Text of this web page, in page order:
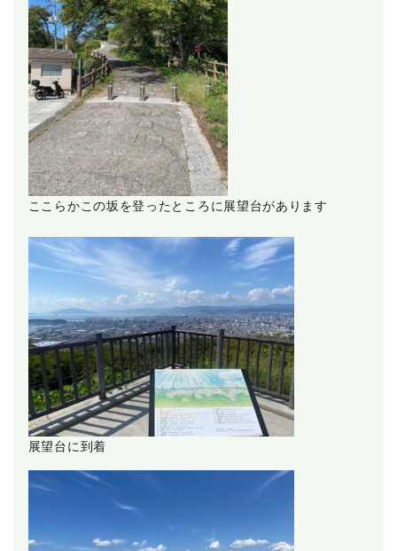
ここらかこの坂を登ったところに展望台があります
展望台に到着